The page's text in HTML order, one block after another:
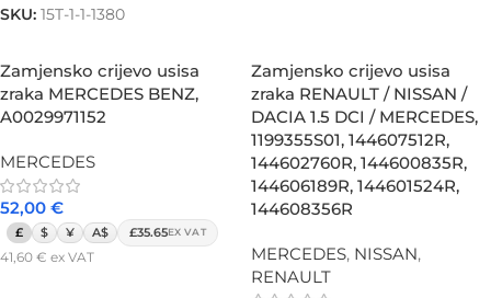
SKU: 15T-1-1-1380
Zamjensko crijevo usisa
zraka MERCEDES BENZ,
A0029971152
MERCEDES
52,00 €
£ $ ¥ A$ £35.65EX VAT
41,60 € ex VAT
Zamjensko crijevo usisa
zraka RENAULT / NISSAN /
DACIA 1.5 DCI / MERCEDES,
1199355S01, 144607512R,
144602760R, 144600835R,
144606189R, 144601524R,
144608356R
MERCEDES, NISSAN,
RENAULT